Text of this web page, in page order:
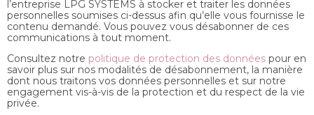
l’entreprise LPG SYSTEMS à stocker et traiter les données
personnelles soumises ci-dessus afin qu’elle vous fournisse le
contenu demandé. Vous pouvez vous désabonner de ces
communications à tout moment.
Consultez notre politique de protection des données pour en
savoir plus sur nos modalités de désabonnement, la manière
dont nous traitons vos données personnelles et sur notre
engagement vis-à-vis de la protection et du respect de la vie
privée.